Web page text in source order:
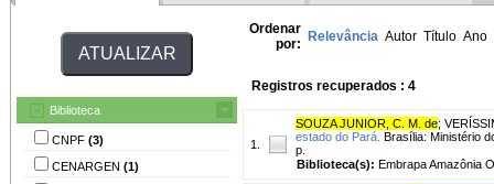
Biblioteca
CNPF (3)
CENARGEN (1)
Ordenar
por: Relevância Autor Título Ano
Registros recuperados : 4
1.
SOUZA JUNIOR, C. M. de;
estado do Pará. Brasília: Ministério
p.
Biblioteca(s): Embrapa Amazônia